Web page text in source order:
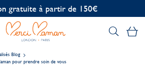
gratuite à partir de 150€
Blog
pour prendre soin de vous